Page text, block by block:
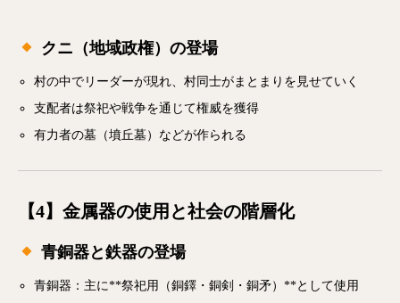
クニ（地域政権）の登場
村の中でリーダーが現れ、村同士がまとまりを見せていく
支配者は祭祀や戦争を通じて権威を獲得
有力者の墓（墳丘墓）などが作られる
【4】金属器の使用と社会の階層化
青銅器と鉄器の登場
青銅器：主に**祭祀用（銅鐸・銅剣・銅矛）**として使用